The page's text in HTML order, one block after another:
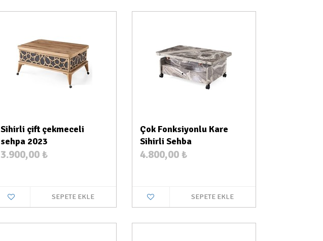
Sihirli çift çekmeceli
sehpa 2023
3.900,00₺
SEPETE EKLE
Çok Fonksiyonlu Kare
Sihirli Sehba
4.800,00₺
SEPETE EKLE